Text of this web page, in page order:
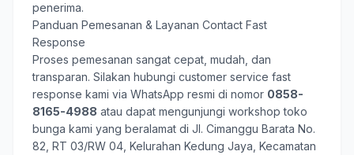
penerima.
Panduan Pemesanan & Layanan Contact Fast
Response
Proses pemesanan sangat cepat, mudah, dan
transparan. Silakan hubungi customer service fast
response kami via WhatsApp resmi di nomor 0858-
8165-4988 atau dapat mengunjungi workshop toko
bunga kami yang beralamat di Jl. Cimanggu Barata No.
82, RT 03/RW 04, Kelurahan Kedung Jaya, Kecamatan